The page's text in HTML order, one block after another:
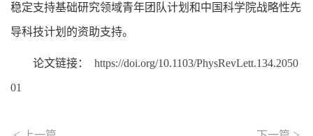
稳定支持基础研究领域青年团队计划和中国科学院战略性先
导科技计划的资助支持。
论文链接： https://doi.org/10.1103/PhysRevLett.134.2050
01